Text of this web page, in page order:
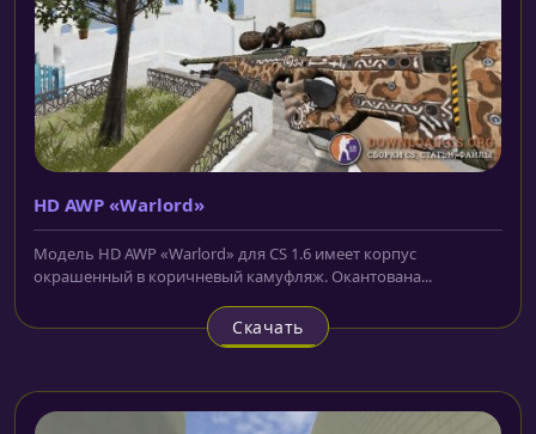
HD AWP «Warlord»
Модель HD AWP «Warlord» для CS 1.6 имеет корпус
окрашенный в коричневый камуфляж. Окантована...
Скачать